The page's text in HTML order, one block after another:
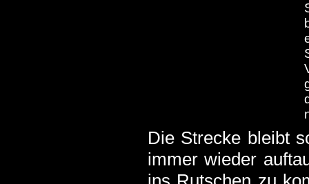
Die Strecke bleibt
immer wieder